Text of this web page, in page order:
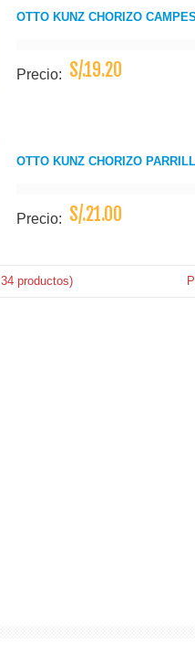
OTTO KUNZ CHORIZO
Precio: S/.19.20
OTTO KUNZ CHORIZO
Precio: S/.21.00
34 productos)